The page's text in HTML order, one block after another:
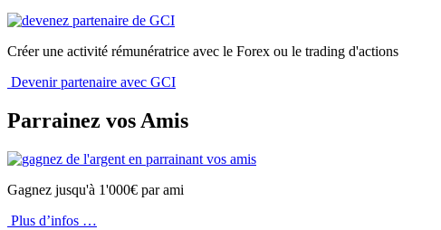
Créer une activité rémunératrice avec le Forex ou le trading d'actions
Devenir partenaire avec GCI
Parrainez vos Amis
Gagnez jusqu'à 1'000€ par ami
Plus d’infos …